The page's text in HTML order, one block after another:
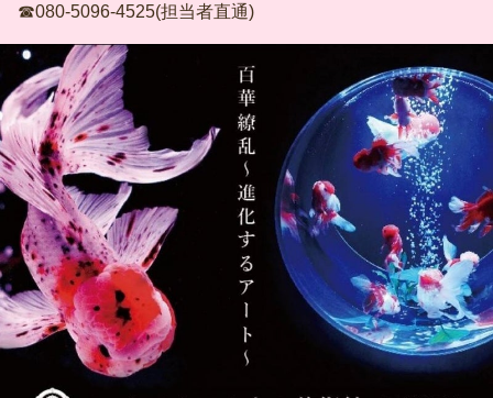
☎︎080-5096-4525(担当者直通)